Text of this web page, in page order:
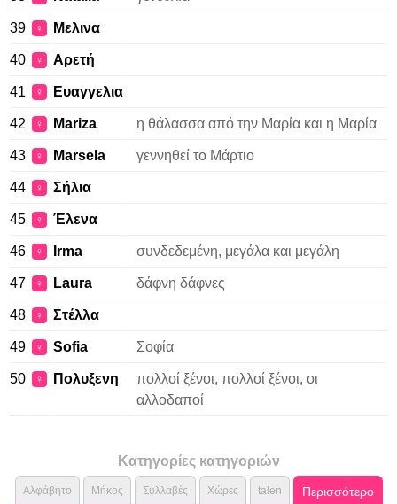
39 ♀ Μελινα
40 ♀ Αρετή
41 ♀ Ευαγγελια
42 ♀ Mariza η θάλασσα από την Μαρία και η Μαρία
43 ♀ Marsela γεννηθεί το Μάρτιο
44 ♀ Σήλια
45 ♀ Έλενα
46 ♀ Irma συνδεδεμένη, μεγάλα και μεγάλη
47 ♀ Laura δάφνη δάφνες
48 ♀ Στέλλα
49 ♀ Sofia Σοφία
50 ♀ Πολυξενη
πολλοί ξένοι, πολλοί ξένοι, οι
αλλοδαποί
Κατηγορίες κατηγοριών
Αλφάβητο Μήκος Συλλαβές Χώρες talen Περισσότερο